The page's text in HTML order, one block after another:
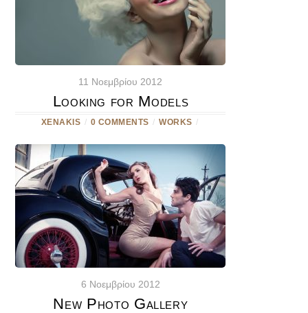
11 Νοεμβρίου 2012
Looking for Models
XENAKIS / 0 COMMENTS / WORKS /
6 Νοεμβρίου 2012
New Photo Gallery